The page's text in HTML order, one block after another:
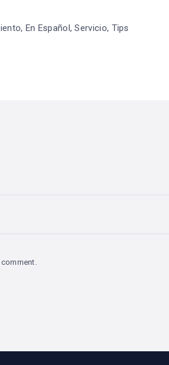
, En Español,Servicio, Tips